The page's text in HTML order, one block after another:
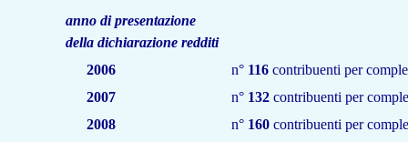
anno di presentazione
della dichiarazione redditi
2006
n° 116 contribuenti per
2007
n° 132 contribuenti per
2008
n° 160 contribuenti per